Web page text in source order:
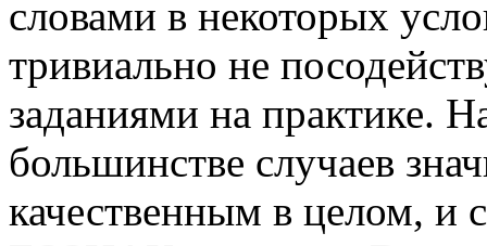
словами в некоторых
тривиально не
заданиями на практике.
большинстве случаев
качественным в целом, и